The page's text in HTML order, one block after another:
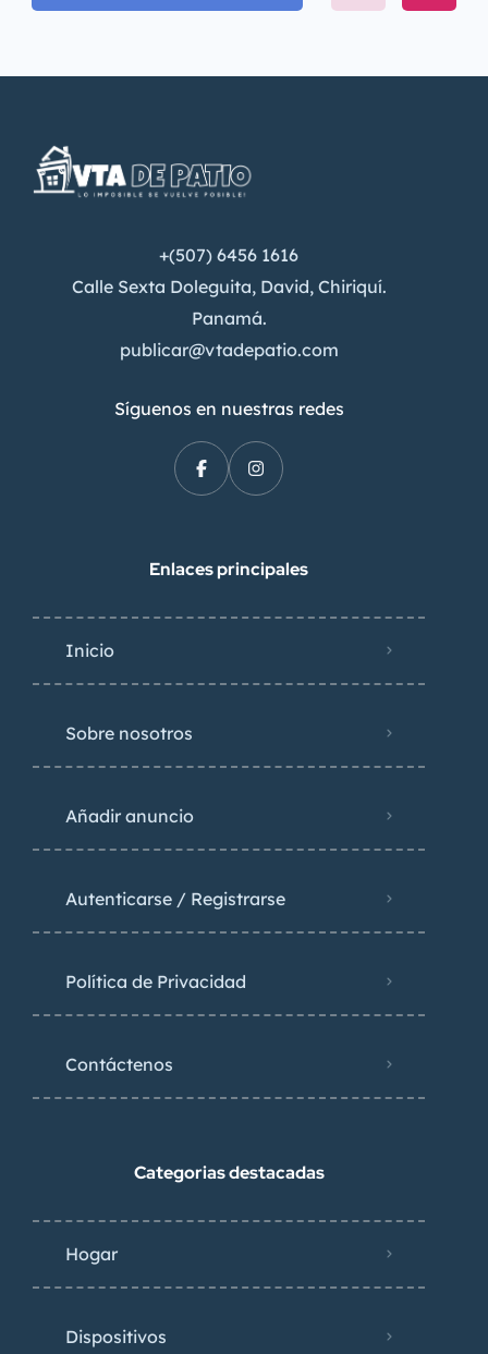
+(507) 6456 1616
Calle Sexta Doleguita, David, Chiriquí.
Panamá.
publicar@vtadepatio.com
Síguenos en nuestras redes
Enlaces principales
Inicio
Sobre nosotros
Añadir anuncio
Autenticarse / Registrarse
Política de Privacidad
Contáctenos
Categorias destacadas
Hogar
Dispositivos